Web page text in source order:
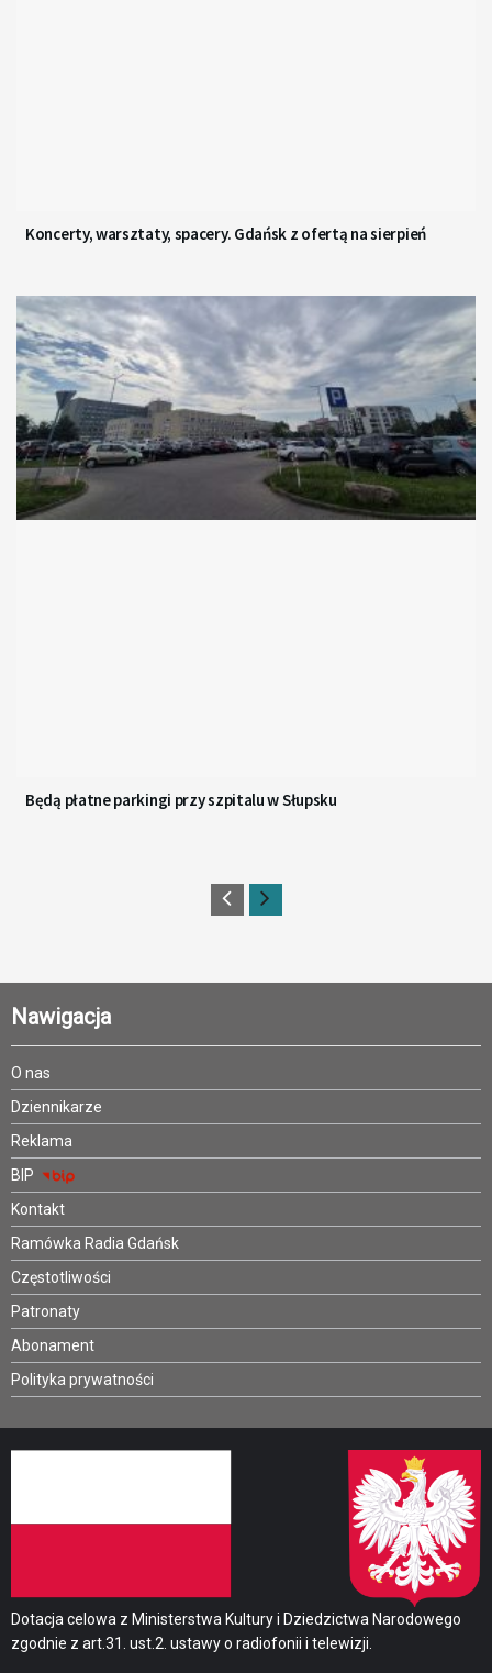
Koncerty, warsztaty, spacery. Gdańsk z ofertą na sierpień
Będą płatne parkingi przy szpitalu w Słupsku
Nawigacja
O nas
Dziennikarze
Reklama
BIP
Kontakt
Ramówka Radia Gdańsk
Częstotliwości
Patronaty
Abonament
Polityka prywatności
Dotacja celowa z Ministerstwa Kultury i Dziedzictwa Narodowego
zgodnie z art.31. ust.2. ustawy o radiofonii i telewizji.